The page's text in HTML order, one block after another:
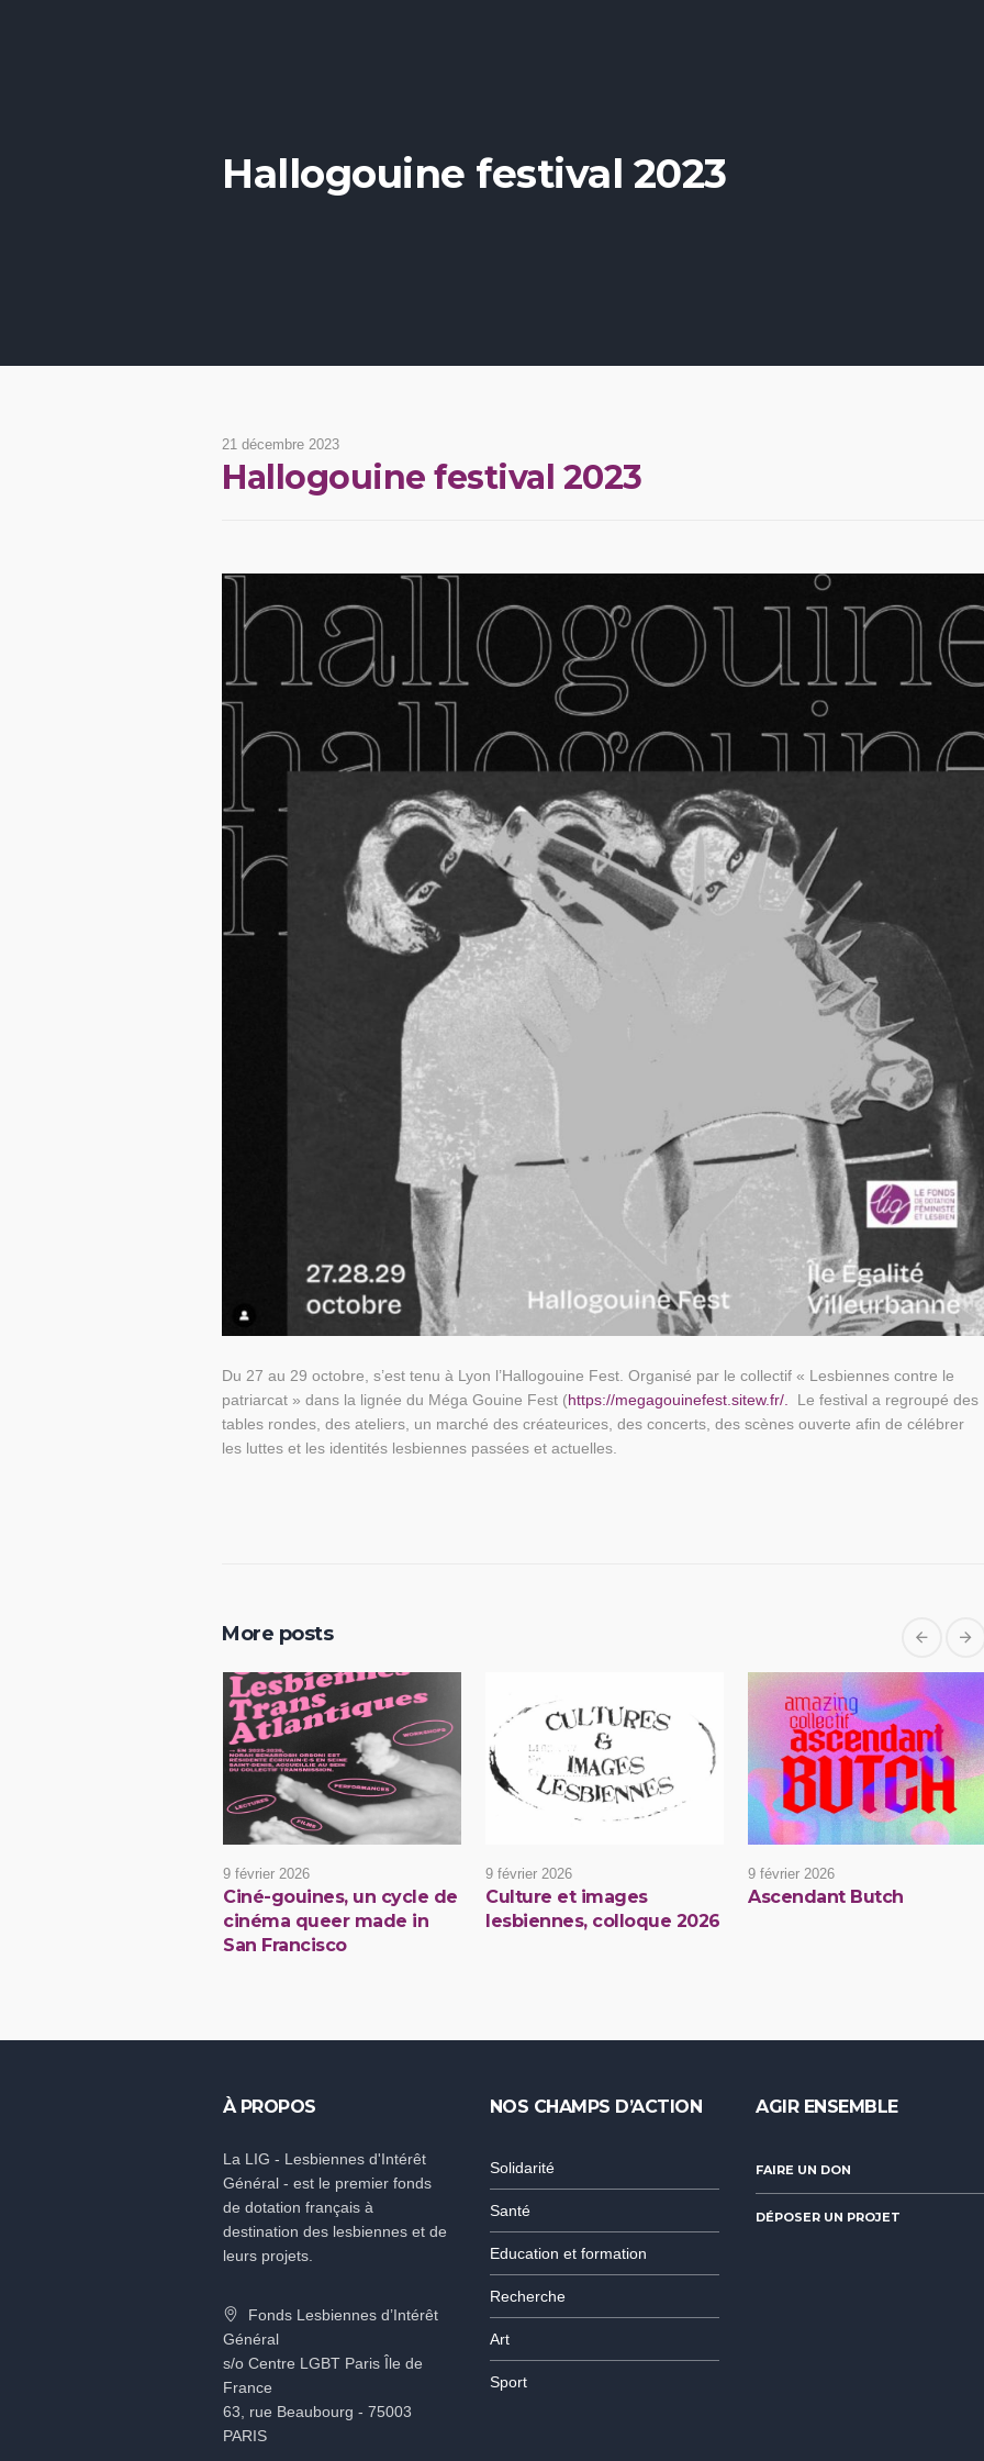
Hallogouine festival 2023
21 décembre 2023
Hallogouine festival 2023
Du 27 au 29 octobre, s’est tenu à Lyon l’Hallogouine Fest. Organisé par le collectif « Lesbiennes contre le
patriarcat » dans la lignée du Méga Gouine Fest (https://megagouinefest.sitew.fr/. Le festival a regroupé des
tables rondes, des ateliers, un marché des créateurices, des concerts, des scènes ouverte afin de célébrer
les luttes et les identités lesbiennes passées et actuelles.
More posts
9 février 2026
Ciné-gouines, un cycle de
cinéma queer made in
San Francisco
9 février 2026
Culture et images
lesbiennes, colloque 2026
9 février 2026
Ascendant Butch
À PROPOS
La LIG - Lesbiennes d'Intérêt
Général - est le premier fonds
de dotation français à
destination des lesbiennes et de
leurs projets.
Fonds Lesbiennes d’Intérêt
Général
s/o Centre LGBT Paris Île de
France
63, rue Beaubourg - 75003
PARIS
NOS CHAMPS D’ACTION
Solidarité
Santé
Education et formation
Recherche
Art
Sport
AGIR ENSEMBLE
FAIRE UN DON
DÉPOSER UN PROJET